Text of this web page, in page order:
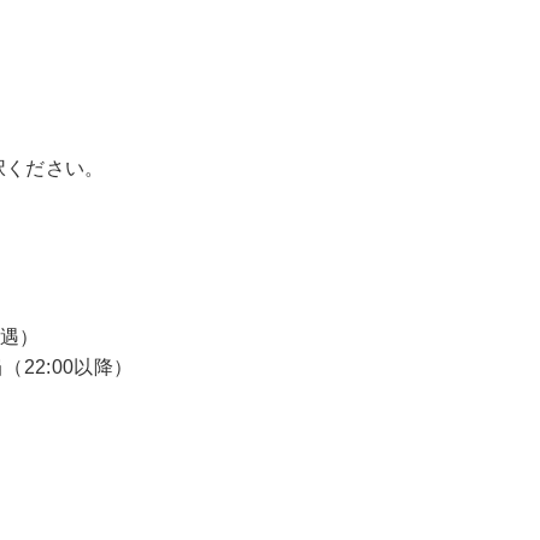
ださい。
）
22:00以降）